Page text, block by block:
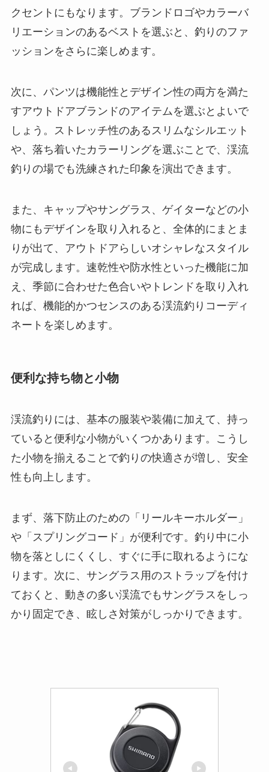
クセントにもなります。ブランドロゴやカラーバ
リエーションのあるベストを選ぶと、釣りのファ
ッションをさらに楽しめます。
次に、パンツは機能性とデザイン性の両方を満た
すアウトドアブランドのアイテムを選ぶとよいで
しょう。ストレッチ性のあるスリムなシルエット
や、落ち着いたカラーリングを選ぶことで、渓流
釣りの場でも洗練された印象を演出できます。
また、キャップやサングラス、ゲイターなどの小
物にもデザインを取り入れると、全体的にまとま
りが出て、アウトドアらしいオシャレなスタイル
が完成します。速乾性や防水性といった機能に加
え、季節に合わせた色合いやトレンドを取り入れ
れば、機能的かつセンスのある渓流釣りコーディ
ネートを楽しめます。
便利な持ち物と小物
渓流釣りには、基本の服装や装備に加えて、持っ
ていると便利な小物がいくつかあります。こうし
た小物を揃えることで釣りの快適さが増し、安全
性も向上します。
まず、落下防止のための「リールキーホルダー」
や「スプリングコード」が便利です。釣り中に小
物を落としにくくし、すぐに手に取れるようにな
ります。次に、サングラス用のストラップを付け
ておくと、動きの多い渓流でもサングラスをしっ
かり固定でき、眩しさ対策がしっかりできます。